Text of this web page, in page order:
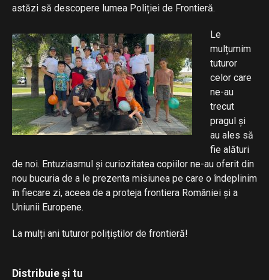
astăzi să descopere lumea Poliției de Frontieră.
Le
mulțumim
tuturor
celor care
ne-au
trecut
pragul și
au ales să
fie alături
de noi. Entuziasmul și curiozitatea copiilor ne-au oferit din
nou bucuria de a le prezenta misiunea pe care o îndeplinim
în fiecare zi, aceea de a proteja frontiera României și a
Uniunii Europene.
La mulți ani tuturor polițiștilor de frontieră!
Distribuie și tu